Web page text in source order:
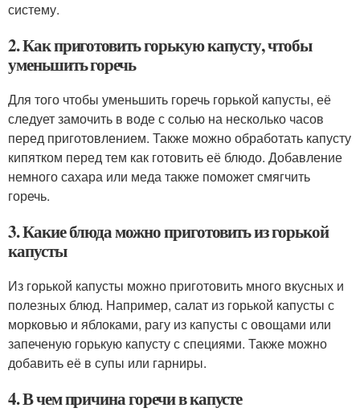
систему.
2. Как приготовить горькую капусту, чтобы
уменьшить горечь
Для того чтобы уменьшить горечь горькой капусты, её
следует замочить в воде с солью на несколько часов
перед приготовлением. Также можно обработать капусту
кипятком перед тем как готовить её блюдо. Добавление
немного сахара или меда также поможет смягчить
горечь.
3. Какие блюда можно приготовить из горькой
капусты
Из горькой капусты можно приготовить много вкусных и
полезных блюд. Например, салат из горькой капусты с
морковью и яблоками, рагу из капусты с овощами или
запеченую горькую капусту с специями. Также можно
добавить её в супы или гарниры.
4. В чем причина горечи в капусте